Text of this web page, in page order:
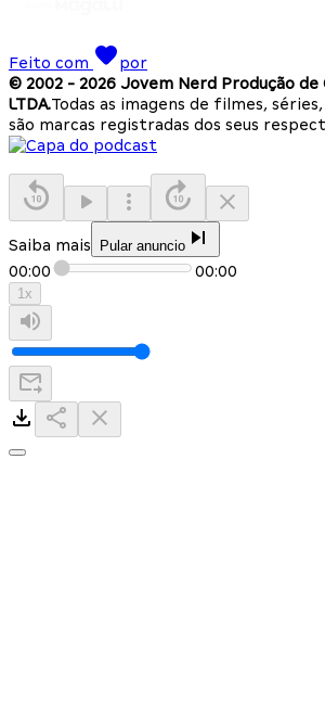
Feito com
por
© 2002 - 2026 Jovem Nerd Produção de
LTDA.Todas as imagens de filmes,
são marcas registradas dos seus
Saiba mais Pular anuncio
00:00 00:00
1x